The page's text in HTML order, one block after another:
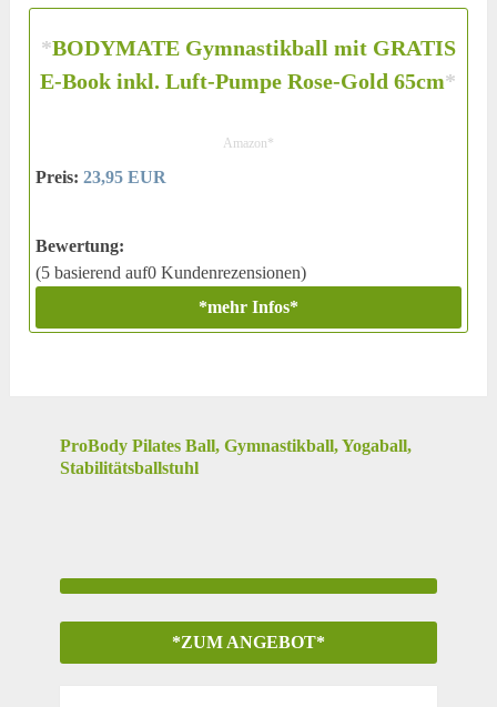
*BODYMATE Gymnastikball mit GRATIS
E-Book inkl. Luft-Pumpe Rose-Gold 65cm*
Amazon*
Preis: 23,95 EUR
Bewertung:
(5 basierend auf0 Kundenrezensionen)
*mehr Infos*
ProBody Pilates Ball, Gymnastikball, Yogaball,
Stabilitätsballstuhl
*ZUM ANGEBOT*